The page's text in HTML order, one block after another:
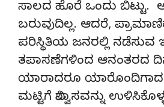
ಸಾಲದ ಹೊರೆ ಒಂದು ಬಿಟ್ಟು.
ಬರುವುದಿಲ್ಲ. ಆದರೆ,
ಪರಿಸ್ಥಿತಿಯ ಜನರಲ್ಲಿ ನಡೆಸುವ
ತಪಾಸಣೆಗಳಿಂದ ಆನಂತರದ
ಯಾರಾದರೂ
ಮಟ್ಟಿಗೆ ವಿಶ್ವಾಸವನ್ನು